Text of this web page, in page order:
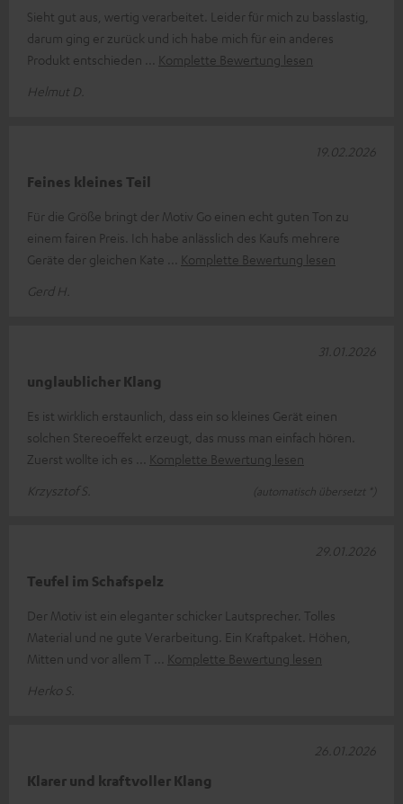
Sieht gut aus, wertig verarbeitet. Leider für mich zu basslastig,
darum ging er zurück und ich habe mich für ein anderes
Produkt entschieden
Komplette Bewertung lesen
Helmut D.
Feines kleines Teil
Für die Größe bringt der Motiv Go einen echt guten Ton zu
einem fairen Preis. Ich habe anlässlich des Kaufs mehrere
Geräte der gleichen Kate
Komplette Bewertung lesen
Gerd H.
19.02.2026
unglaublicher Klang
Es ist wirklich erstaunlich, dass ein so kleines Gerät einen
solchen Stereoeffekt erzeugt, das muss man einfach hören.
Zuerst wollte ich es
Komplette Bewertung lesen
Krzysztof S.
(automatisch übersetzt *)
31.01.2026
Teufel im Schafspelz
Der Motiv ist ein eleganter schicker Lautsprecher. Tolles
Material und ne gute Verarbeitung. Ein Kraftpaket. Höhen,
Mitten und vor allem T
Komplette Bewertung lesen
Herko S.
29.01.2026
Klarer und kraftvoller Klang
26.01.2026